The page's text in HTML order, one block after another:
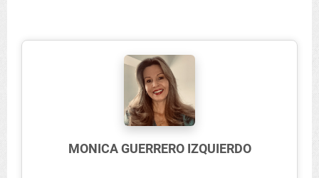
MONICA GUERRERO IZQUIERDO